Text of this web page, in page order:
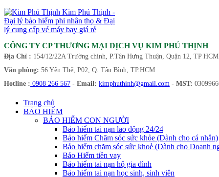
Kim Phú Thịnh -
Đại lý bảo hiểm phi nhân thọ & Đại
lý cung cấp vé máy bay giá rẻ
CÔNG TY CP THƯƠNG MẠI DỊCH VỤ KIM PHÚ THỊNH
Địa Chỉ : 154/12/22A Trường chinh, P.Tân Hưng Thuận, Quận 12, TP HCM
Văn phòng: 56 Yên Thế, P02, Q. Tân Bình, TP.HCM
Hotline : 0908 266 567 - Email: kimphuthinh@gmail.com - MST:
Trang chủ
BẢO HIỂM
BẢO HIỂM CON NGƯỜI
Bảo hiểm tai nạn lao động 24/24
Bảo hiểm Chăm sóc sức khỏe (Dành cho cá nhân)
Bảo hiểm chăm sóc sức khoẻ (Dành cho Doanh
Bảo Hiểm tiền vay
Bảo hiểm tai nạn hộ gia đình
Bảo hiểm tai nạn học sinh, sinh viên